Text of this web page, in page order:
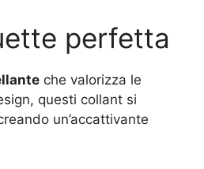
perfetta
che valorizza le
questi collant si
un’accattivante